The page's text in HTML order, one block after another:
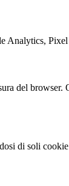
del
di soli